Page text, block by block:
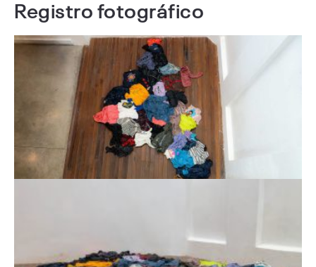
Registro fotográfico